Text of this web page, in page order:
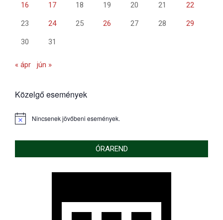
16 17 18 19 20 21 22
23 24 25 26 27 28 29
30 31
« ápr jún »
Közelgő események
Notice Nincsenek jövőbeni események.
ÓRAREND